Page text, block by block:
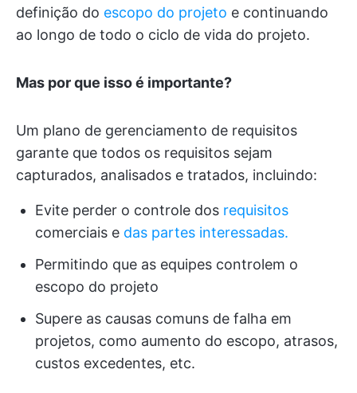
definição do escopo do projeto e continuando
ao longo de todo o ciclo de vida do projeto.
Mas por que isso é importante?
Um plano de gerenciamento de requisitos
garante que todos os requisitos sejam
capturados, analisados e tratados, incluindo:
Evite perder o controle dos requisitos
comerciais e das partes interessadas.
Permitindo que as equipes controlem o
escopo do projeto
Supere as causas comuns de falha em
projetos, como aumento do escopo, atrasos,
custos excedentes, etc.